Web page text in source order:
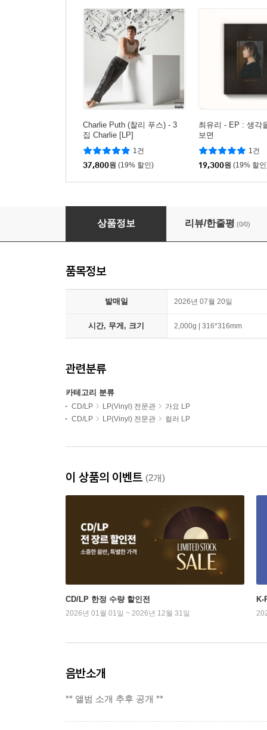
Charlie Puth (찰리 푸스) - 3
집 Charlie [LP]
1건
37,800원 (19% 할인)
최유리 - EP : 생각
보면
1건
19,300원 (19% 할
태양 (TAEYANG) - QUINTESSENCE [컬러 LP]
상품정보 리뷰/한줄평 (0/0)
품목정보
발매일 2026년 07월 20일
시간, 무게, 크기 2,000g | 316*316mm
관련분류
카테고리 분류
CD/LP LP(Vinyl) 전문관
가요 LP
CD/LP
LP(Vinyl) 전문관 컬러 LP
이 상품의 이벤트 (2개)
CD/LP 한정 수량 할인전
2026년 01월 01일 ~ 2026년 12월 31일
K-
음반소개
** 앨범 소개 추후 공개 **